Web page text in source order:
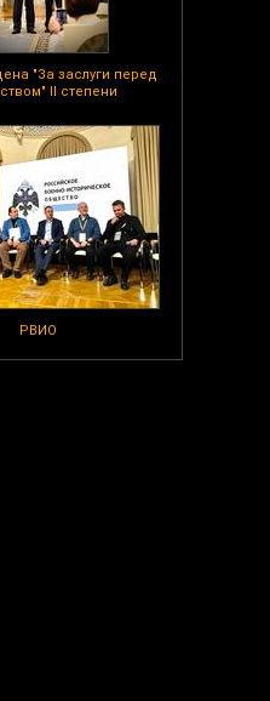
"За заслуги перед
II степени
РВИО